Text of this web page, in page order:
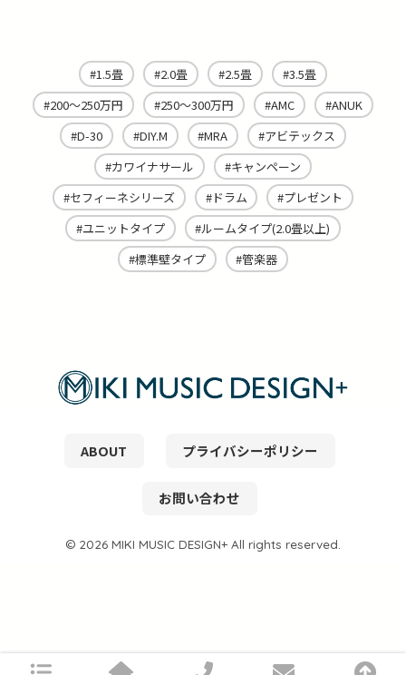
1.5畳 2.0畳 2.5畳
3.5畳
200～250万円
250～300万円 AMC
ANUK
D-30
DIY.M MRA
アビテックス
カワイナサール
キャンペーン
セフィーネシリーズ
ドラム
プレゼント
ユニットタイプ
ルームタイプ(2.0畳以上)
標準壁タイプ
管楽器
ABOUT プライバシーポリシー
お問い合わせ
© 2026 MIKI MUSIC DESIGN+ All rights reserved.